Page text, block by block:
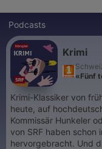
Podcasts
Krimi
«Fünf
Krimi-Klassiker von
heute, auf
Kommissär Hunkeler
von SRF haben schon
hervorgebracht. Und